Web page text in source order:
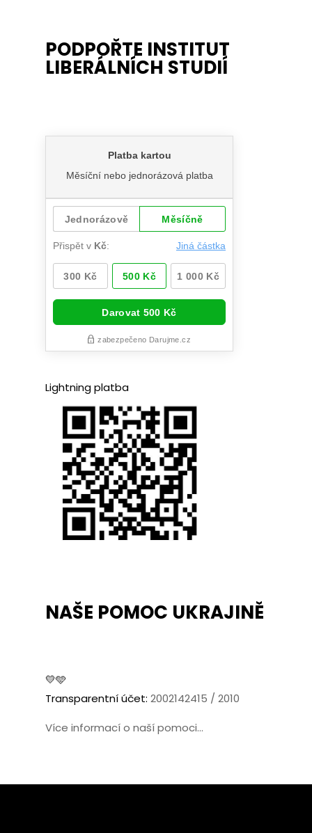
PODPOŘTE INSTITUT
LIBERÁLNÍCH STUDIÍ
Lightning platba
NAŠE POMOC UKRAJINĚ
💛🩵
Transparentní účet: 2002142415 / 2010
Více informací o naší pomoci...